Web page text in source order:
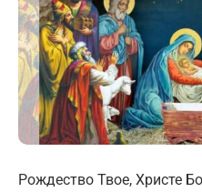
Рождество Твое, Христе